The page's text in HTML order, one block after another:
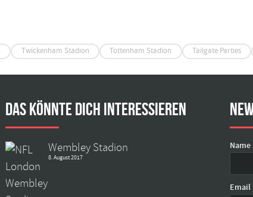
Twickenham Stadion Tottenham Stadion Tailgate Parties
Das könnte dich interessieren
Wembley Stadion
8. August 2017
Name
Email